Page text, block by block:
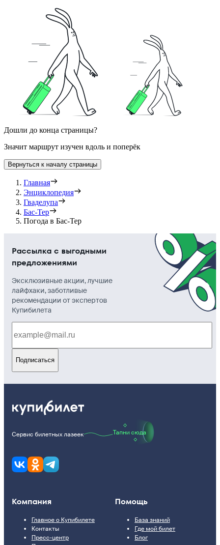
Дошли до конца страницы?
Значит маршрут изучен вдоль и поперёк
Вернуться к началу страницы
Главная
Энциклопедия
Гваделупа
Бас-Тер
Погода в Бас-Тер
Рассылка с выгодными
предложениями
Эксклюзивные акции, лучшие
лайфхаки, заботливые
рекомендации от экспертов
Купибилета
Подписаться
Сервис билетных лазеек Тапни сюда
Компания
Главное о Купибилете
Контакты
Пресс-центр
Помощь
База знаний
Где мой билет
Блог